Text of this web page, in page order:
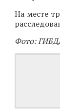
На месте
Фото: